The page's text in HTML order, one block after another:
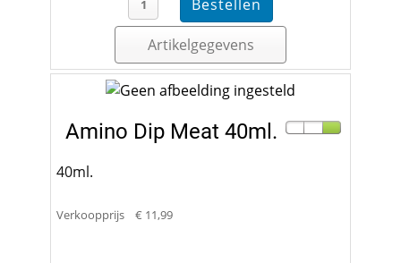
Artikelgegevens
Amino Dip Meat 40ml.
40ml.
Verkoopprijs € 11,99